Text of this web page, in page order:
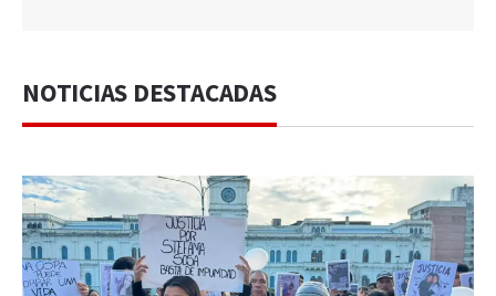
NOTICIAS DESTACADAS